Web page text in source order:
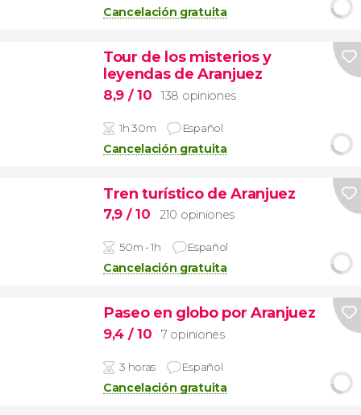
Cancelación gratuita
Tour de los misterios y
leyendas de Aranjuez
8,9 / 10 138 opiniones
1h 30m Español
Cancelación gratuita
Tren turístico de Aranjuez
7,9 / 10 210 opiniones
50m - 1h Español
Cancelación gratuita
Paseo en globo por Aranjuez
9,4 / 10 7 opiniones
3 horas Español
Cancelación gratuita